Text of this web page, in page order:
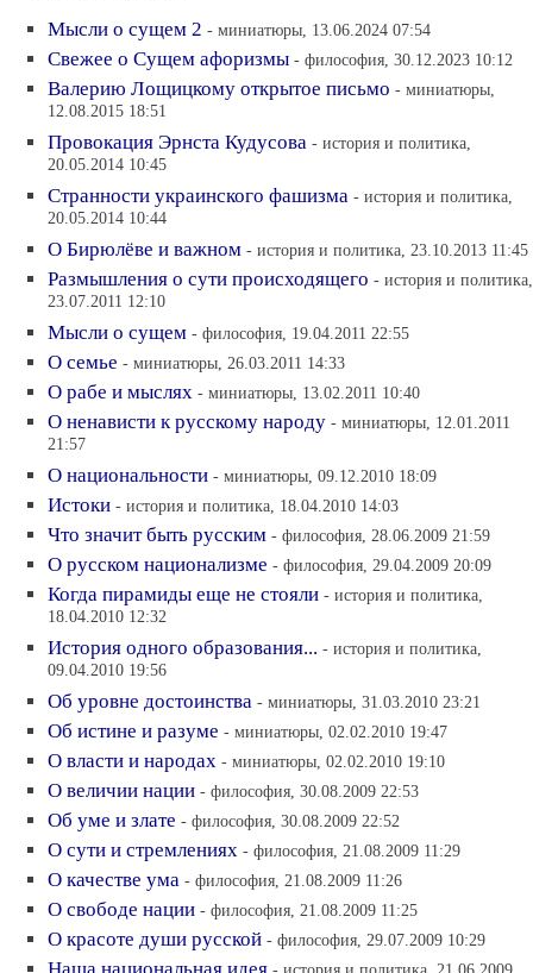
Мысли о сущем 2 - миниатюры, 13.06.2024 07:54
Свежее о Сущем афоризмы - философия, 30.12.2023 10:12
Валерию Лощицкому открытое письмо - миниатюры,
12.08.2015 18:51
Провокация Эрнста Кудусова - история и политика,
20.05.2014 10:45
Странности украинского фашизма - история и политика,
20.05.2014 10:44
О Бирюлёве и важном - история и политика, 23.10.2013 11:45
Размышления о сути происходящего - история и политика,
23.07.2011 12:10
Мысли о сущем - философия, 19.04.2011 22:55
О семье - миниатюры, 26.03.2011 14:33
О рабе и мыслях - миниатюры, 13.02.2011 10:40
О ненависти к русскому народу - миниатюры, 12.01.2011
21:57
О национальности - миниатюры, 09.12.2010 18:09
Истоки - история и политика, 18.04.2010 14:03
Что значит быть русским - философия, 28.06.2009 21:59
О русском национализме - философия, 29.04.2009 20:09
Когда пирамиды еще не стояли - история и политика,
18.04.2010 12:32
История одного образования... - история и политика,
09.04.2010 19:56
Об уровне достоинства - миниатюры, 31.03.2010 23:21
Об истине и разуме - миниатюры, 02.02.2010 19:47
О власти и народах - миниатюры, 02.02.2010 19:10
О величии нации - философия, 30.08.2009 22:53
Об уме и злате - философия, 30.08.2009 22:52
О сути и стремлениях - философия, 21.08.2009 11:29
О качестве ума - философия, 21.08.2009 11:26
О свободе нации - философия, 21.08.2009 11:25
О красоте души русской - философия, 29.07.2009 10:29